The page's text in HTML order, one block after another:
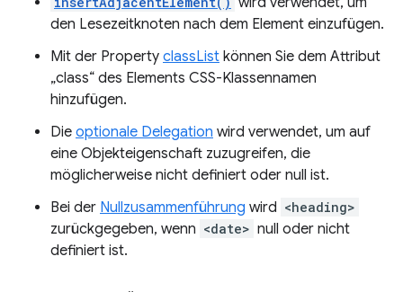
den Lesezeitknoten nach dem Element einzufügen.
Mit der Property classList können Sie dem Attribut
„class“ des Elements CSS-Klassennamen
hinzufügen.
Die optionale Delegation wird verwendet, um auf
eine Objekteigenschaft zuzugreifen, die
möglicherweise nicht definiert oder null ist.
Bei der Nullzusammenführung wird <heading>
zurückgegeben, wenn <date> null oder nicht
definiert ist.